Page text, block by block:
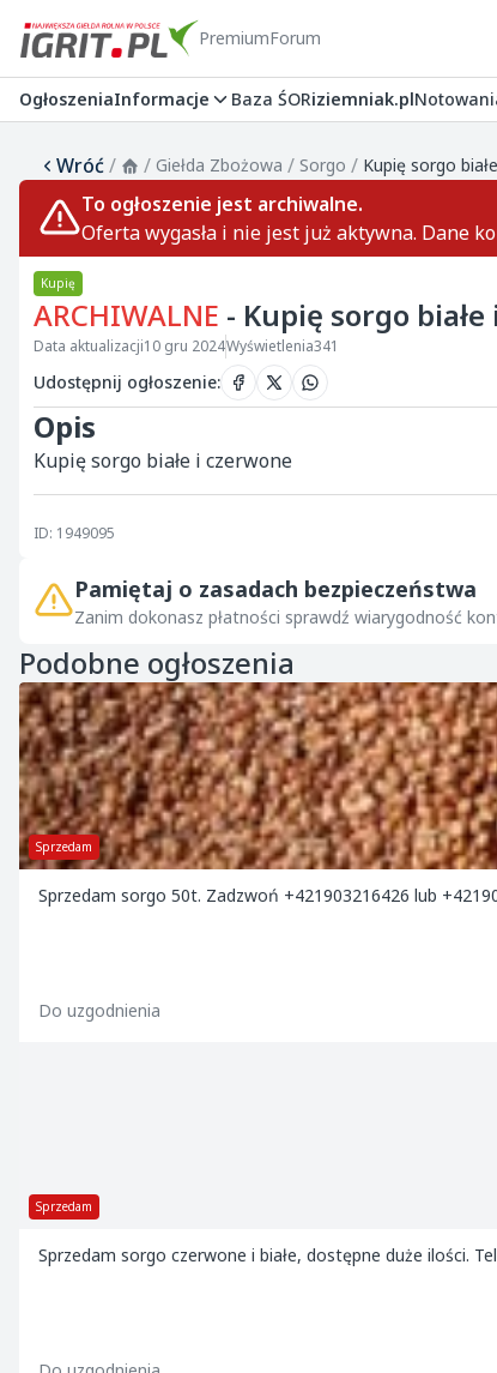
PremiumForum
OgłoszeniaInformacje Baza ŚORiziemniak.pl
Wróć/ / Giełda Zbożowa / Sorgo / Kupię sorgo
To ogłoszenie jest archiwalne.
Oferta wygasła i nie jest już aktywna. Dane
Kupię
ARCHIWALNE - Kupię sorgo
Data aktualizacji10 gru 2024Wyświetlenia341
Udostępnij ogłoszenie:
Opis
Kupię sorgo białe i czerwone
ID: 1949095
Pamiętaj o zasadach bezpieczeństwa
Zanim dokonasz płatności sprawdź wiarygodność
Podobne ogłoszenia
Sprzedam
Sprzedam sorgo 50t. Zadzwoń +421903216426 lub
Do uzgodnienia
Sprzedam
Sprzedam sorgo czerwone i białe, dostępne duże ilości.